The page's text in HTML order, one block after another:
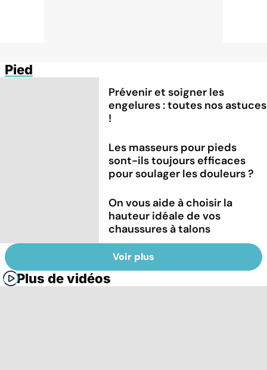
Pied
Prévenir et soigner les
engelures : toutes nos astuces
!
Les masseurs pour pieds
sont-ils toujours efficaces
pour soulager les douleurs ?
On vous aide à choisir la
hauteur idéale de vos
chaussures à talons
Voir plus
Plus de vidéos